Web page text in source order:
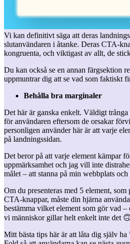
Vi kan definitivt säga att deras
slutanvändaren i åtanke. Deras CTA-
kongruenta, och viktigast av allt, de
Du kan också se en annan färgsektion
uppmuntrar dig att se vad som faktiskt
Behålla bra marginaler
Det här är ganska enkelt. Väldigt
för användaren eftersom de orsakar
personligen använder här är att varje
på landningssidan.
Det beror på att varje element kämpar
uppmärksamhet och jag vill inte
målet – att stanna på min webbplats
Om du presenteras med 5 element,
CTA-knappar, måste din hjärna
bestämma vilket element som gör vad
vi människor gillar helt enkelt inte det
Mitt bästa tips här är att låta dig själv